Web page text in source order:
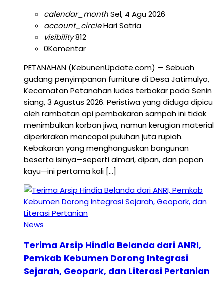
calendar_monthSel, 4 Agu 2026
account_circleHari Satria
visibility812
0Komentar
PETANAHAN (KebunenUpdate.com) — Sebuah
gudang penyimpanan furniture di Desa Jatimulyo,
Kecamatan Petanahan ludes terbakar pada Senin
siang, 3 Agustus 2026. Peristiwa yang diduga dipicu
oleh rambatan api pembakaran sampah ini tidak
menimbulkan korban jiwa, namun kerugian material
diperkirakan mencapai puluhan juta rupiah.
Kebakaran yang menghanguskan bangunan
beserta isinya—seperti almari, dipan, dan papan
kayu—ini pertama kali […]
News
Terima Arsip Hindia Belanda dari ANRI,
Pemkab Kebumen Dorong Integrasi
Sejarah, Geopark, dan Literasi Pertanian